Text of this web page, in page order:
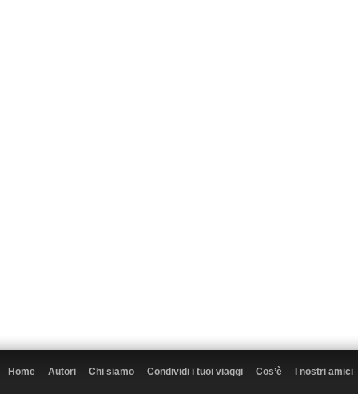
Home Autori Chi siamo Condividi i tuoi viaggi Cos’è I nostri amici